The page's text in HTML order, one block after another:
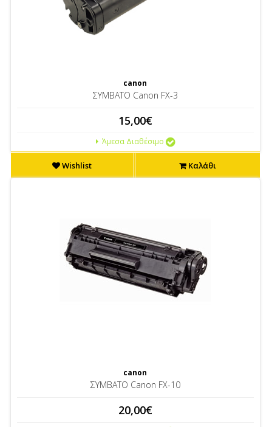
canon
ΣΥΜΒΑΤΟ Canon FX-3
15,00€
Άμεσα Διαθέσιμο
Wishlist Καλάθι
canon
ΣΥΜΒΑΤΟ Canon FX-10
20,00€